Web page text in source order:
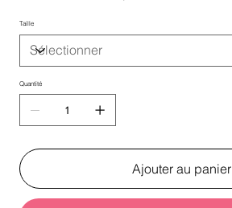
Taille
Quantité
Ajouter au panier